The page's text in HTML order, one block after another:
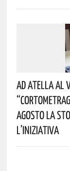
Ad Atella Al
Agosto La
L’iniziativa